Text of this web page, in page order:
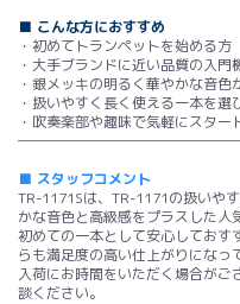
■ こんな方におすすめ
・初めてトランペットを始める方
・大手ブランドに近い品質の入門
・銀メッキの明るく華やかな音色
・扱いやすく長く使える一本を選
・吹奏楽部や趣味で気軽にスター
■ スタッフコメント
TR-1171Sは、TR-1171の扱いや
かな音色と高級感をプラスした人
初めての一本として安心しておす
らも満足度の高い仕上がりになっ
入荷にお時間をいただく場合が
談ください。